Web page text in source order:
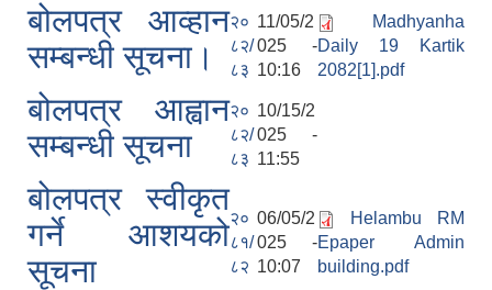
बोलपत्र आव्हान
सम्बन्धी सूचना।
२०
८२/
८३
11/05/2
025 -
10:16
Madhyanha
Daily 19 Kartik
2082[1].pdf
बोलपत्र आह्वान
सम्बन्धी सूचना
२०
८२/
८३
10/15/2
025 -
11:55
बोलपत्र स्वीकृत
गर्ने आशयको
सूचना
२०
८१/
८२
06/05/2
025 -
10:07
Helambu RM
Epaper Admin
building.pdf